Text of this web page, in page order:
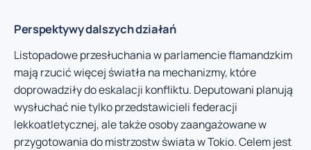
Perspektywy dalszych działań
Listopadowe przesłuchania w parlamencie flamandzkim
mają rzucić więcej światła na mechanizmy, które
doprowadziły do eskalacji konfliktu. Deputowani planują
wysłuchać nie tylko przedstawicieli federacji
lekkoatletycznej, ale także osoby zaangażowane w
przygotowania do mistrzostw świata w Tokio. Celem jest